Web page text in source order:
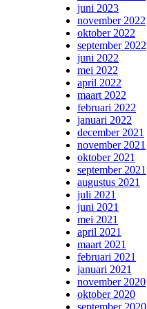
juni 2023
november 2022
oktober 2022
september 2022
juni 2022
mei 2022
april 2022
maart 2022
februari 2022
januari 2022
december 2021
november 2021
oktober 2021
september 2021
augustus 2021
juli 2021
juni 2021
mei 2021
april 2021
maart 2021
februari 2021
januari 2021
november 2020
oktober 2020
september 2020